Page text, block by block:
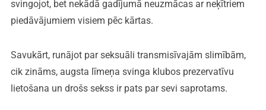
svingojot, bet nekādā gadījumā neuzmācas ar neķītriem
piedāvājumiem visiem pēc kārtas.
Savukārt, runājot par seksuāli transmisīvajām slimībām,
cik zināms, augsta līmeņa svinga klubos prezervatīvu
lietošana un drošs sekss ir pats par sevi saprotams.